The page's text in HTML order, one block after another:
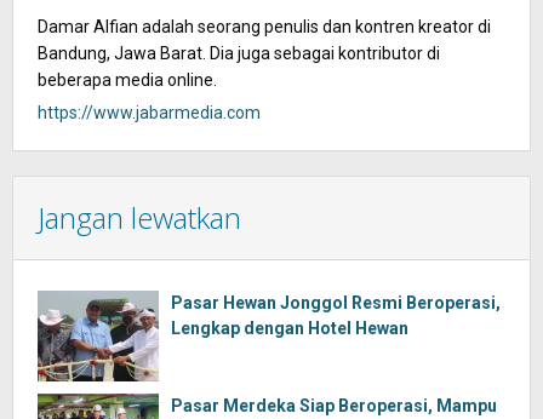
Damar Alfian adalah seorang penulis dan kontren kreator di
Bandung, Jawa Barat. Dia juga sebagai kontributor di
beberapa media online.
https://www.jabarmedia.com
Jangan lewatkan
Pasar Hewan Jonggol Resmi Beroperasi,
Lengkap dengan Hotel Hewan
Pasar Merdeka Siap Beroperasi, Mampu